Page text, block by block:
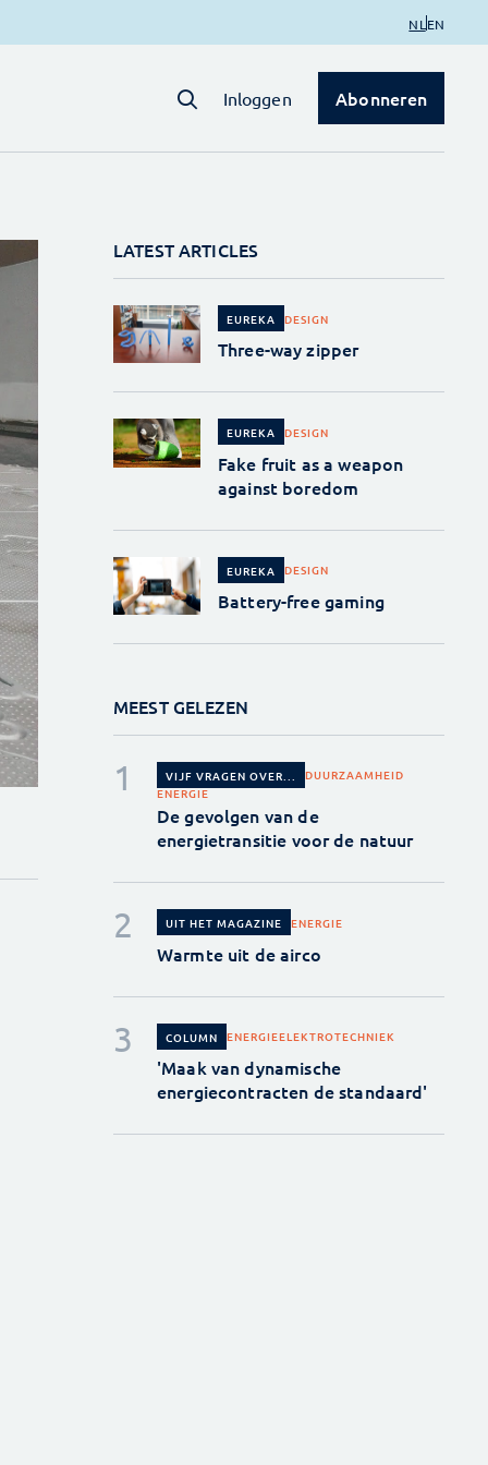
NL EN
Inloggen Abonneren
LATEST ARTICLES
EUREKA DESIGN
Three-way zipper
EUREKA DESIGN
Fake fruit as a weapon
against boredom
EUREKA DESIGN
Battery-free gaming
MEEST GELEZEN
VIJF VRAGEN OVER...
DUURZAAMHEID
ENERGIE
De gevolgen van de
energietransitie voor de natuur
UIT HET MAGAZINE ENERGIE
Warmte uit de airco
COLUMN ENERGIEELEKTROTECHNIEK
'Maak van dynamische
energiecontracten de standaard'